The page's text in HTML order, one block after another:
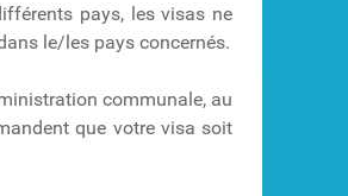
pays, les visas ne
le/les pays concernés.
communale, au
que votre visa soit